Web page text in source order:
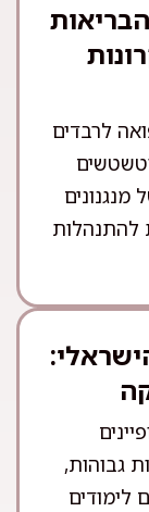
לרבדים
להתנהלות
גבוהות,
לימודים